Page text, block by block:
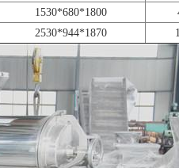
1530*680*1800
2530*944*1870